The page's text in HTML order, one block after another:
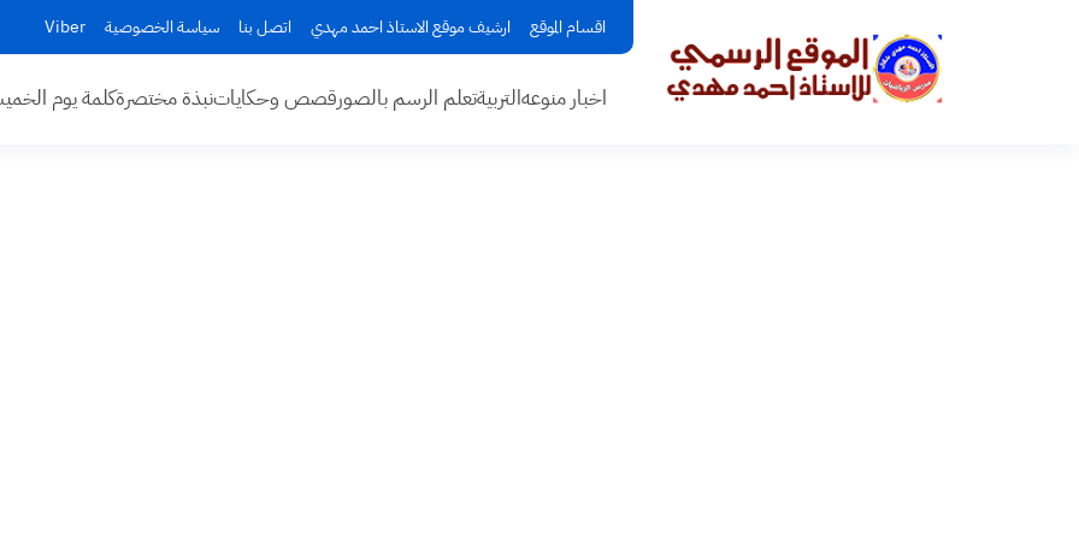
اقسام الموقع ارشيف موقع الاستاذ احمد مهدي اتصل بنا سياسة الخصوصية Viber
اخبار منوعهالتربيةتعلم الرسم بالصورقصص وحكاياتنبذة مختصرةكلمة يوم